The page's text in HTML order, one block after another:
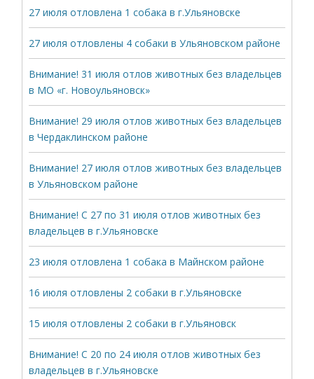
27 июля отловлена 1 собака в г.Ульяновске
27 июля отловлены 4 собаки в Ульяновском районе
Внимание! 31 июля отлов животных без владельцев
в МО «г. Новоульяновск»
Внимание! 29 июля отлов животных без владельцев
в Чердаклинском районе
Внимание! 27 июля отлов животных без владельцев
в Ульяновском районе
Внимание! С 27 по 31 июля отлов животных без
владельцев в г.Ульяновске
23 июля отловлена 1 собака в Майнском районе
16 июля отловлены 2 собаки в г.Ульяновске
15 июля отловлены 2 собаки в г.Ульяновск
Внимание! С 20 по 24 июля отлов животных без
владельцев в г.Ульяновске